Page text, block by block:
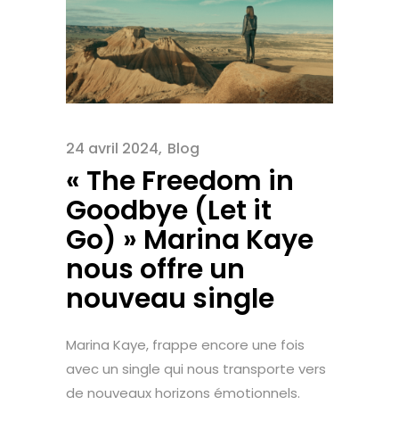
24 avril 2024 Blog
« The Freedom in
Goodbye (Let it
Go) » Marina Kaye
nous offre un
nouveau single
Marina Kaye, frappe encore une fois
avec un single qui nous transporte vers
de nouveaux horizons émotionnels.